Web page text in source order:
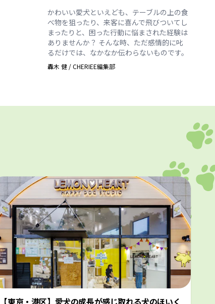
かわいい愛犬といえども、テーブルの上の食
べ物を狙ったり、来客に喜んで飛びついてし
まったりと、困った行動に悩まされた経験は
ありませんか？ そんな時、ただ感情的に叱
るだけでは、なかなか伝わらないものです。
轟木 健/CHERIEE編集部
【東京・港区】愛犬の成長が感じ取れる犬のほいく